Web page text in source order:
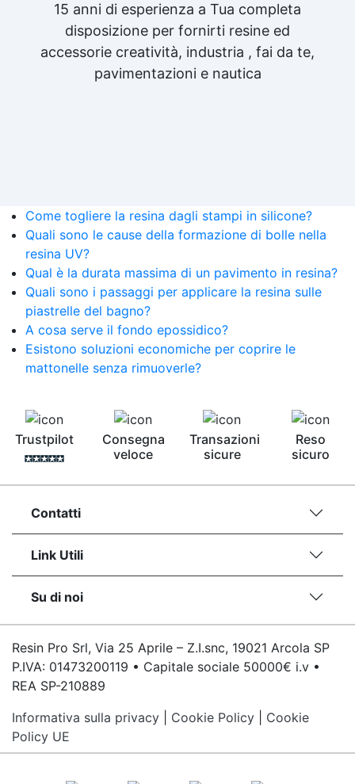
15 anni di esperienza a Tua completa
disposizione per fornirti resine ed
accessorie creatività, industria , fai da te,
pavimentazioni e nautica
Come togliere la resina dagli stampi in silicone?
Quali sono le cause della formazione di bolle nella
resina UV?
Qual è la durata massima di un pavimento in resina?
Quali sono i passaggi per applicare la resina sulle
piastrelle del bagno?
A cosa serve il fondo epossidico?
Esistono soluzioni economiche per coprire le
mattonelle senza rimuoverle?
Trustpilot
Consegna
veloce
Transazioni
sicure
Reso
sicuro
Contatti
Link Utili
Su di noi
Resin Pro Srl, Via 25 Aprile – Z.I.snc, 19021 Arcola SP
P.IVA: 01473200119 • Capitale sociale 50000€ i.v •
REA SP-210889
Informativa sulla privacy
Cookie Policy
Cookie
Policy UE